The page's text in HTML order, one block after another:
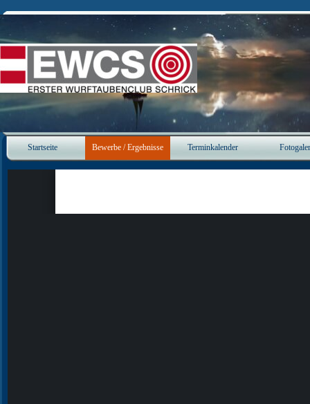
Startseite Bewerbe / Ergebnisse ▼
Terminkalender ▼